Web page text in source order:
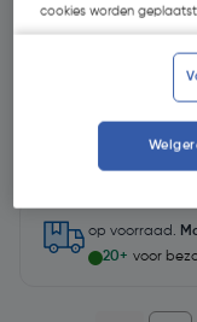
€ 5,06 | Excl.
Selecteer
op voorraad.
20+ voor
cookies worden